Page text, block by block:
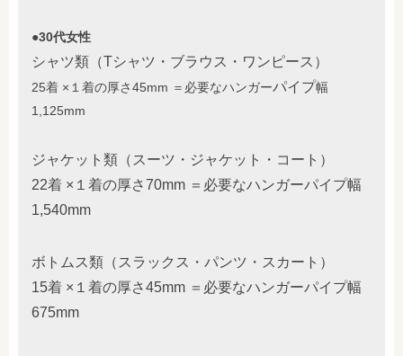
●30代女性
シャツ類（Tシャツ・ブラウス・ワンピース）
25着 ×１着の厚さ45mm ＝必要なハンガーパイプ幅
1,125mm
ジャケット類（スーツ・ジャケット・コート）
22着 ×１着の厚さ70mm ＝必要なハンガーパイプ幅
1,540mm
ボトムス類（スラックス・パンツ・スカート）
15着 ×１着の厚さ45mm ＝必要なハンガーパイプ幅
675mm